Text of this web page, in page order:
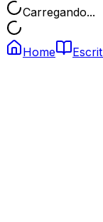
Carregando...
Home